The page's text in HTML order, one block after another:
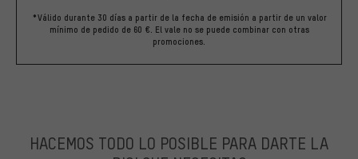
*Válido durante 30 días a partir de la fecha de emisión a partir de un valor
mínimo de pedido de 60 €. El vale no se puede combinar con otras
promociones.
HACEMOS TODO LO POSIBLE PARA DARTE LA